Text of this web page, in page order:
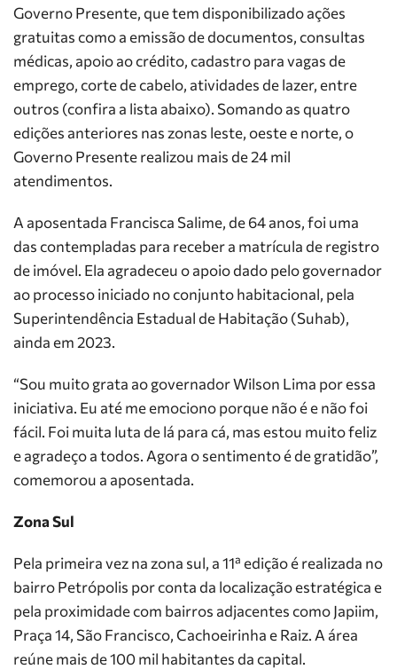
Governo Presente, que tem disponibilizado ações
gratuitas como a emissão de documentos, consultas
médicas, apoio ao crédito, cadastro para vagas de
emprego, corte de cabelo, atividades de lazer, entre
outros (confira a lista abaixo). Somando as quatro
edições anteriores nas zonas leste, oeste e norte, o
Governo Presente realizou mais de 24 mil
atendimentos.
A aposentada Francisca Salime, de 64 anos, foi uma
das contempladas para receber a matrícula de registro
de imóvel. Ela agradeceu o apoio dado pelo governador
ao processo iniciado no conjunto habitacional, pela
Superintendência Estadual de Habitação (Suhab),
ainda em 2023.
“Sou muito grata ao governador Wilson Lima por essa
iniciativa. Eu até me emociono porque não é e não foi
fácil. Foi muita luta de lá para cá, mas estou muito feliz
e agradeço a todos. Agora o sentimento é de gratidão”,
comemorou a aposentada.
Zona Sul
Pela primeira vez na zona sul, a 11ª edição é realizada no
bairro Petrópolis por conta da localização estratégica e
pela proximidade com bairros adjacentes como Japiim,
Praça 14, São Francisco, Cachoeirinha e Raiz. A área
reúne mais de 100 mil habitantes da capital.